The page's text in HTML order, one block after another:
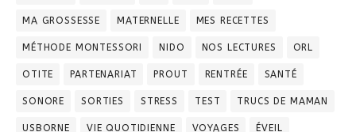
MA GROSSESSE MATERNELLE MES RECETTES
MÉTHODE MONTESSORI NIDO NOS LECTURES ORL
OTITE PARTENARIAT PROUT RENTRÉE SANTÉ
SONORE SORTIES STRESS TEST TRUCS DE MAMAN
USBORNE VIE QUOTIDIENNE VOYAGES ÉVEIL